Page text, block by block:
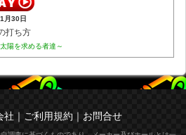
月30日
打ち方
陽を求める者達～
社 ｜ ご利用規約 ｜ お問合せ